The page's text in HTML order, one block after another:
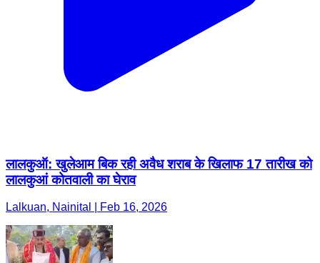
लालकुऑ: खुलेआम बिक रही अवैध शराब के खिलाफ 17 तारीख को
लालकुआं कोतवाली का घेराव
Lalkuan, Nainital | Feb 16, 2026